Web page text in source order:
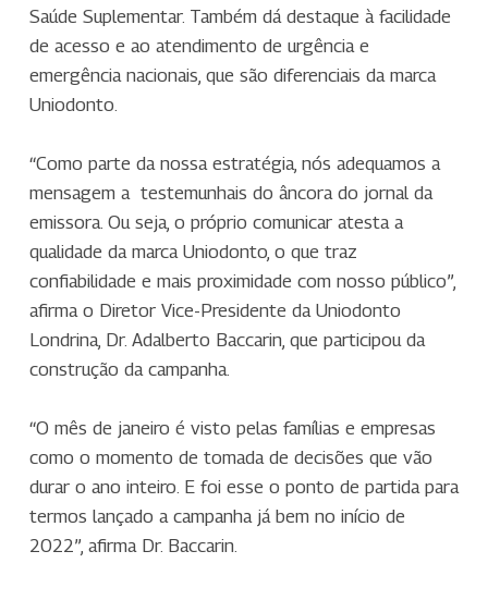
Saúde Suplementar. Também dá destaque à facilidade
de acesso e ao atendimento de urgência e
emergência nacionais, que são diferenciais da marca
Uniodonto.
“Como parte da nossa estratégia, nós adequamos a
mensagem a testemunhais do âncora do jornal da
emissora. Ou seja, o próprio comunicar atesta a
qualidade da marca Uniodonto, o que traz
confiabilidade e mais proximidade com nosso público”,
afirma o Diretor Vice-Presidente da Uniodonto
Londrina, Dr. Adalberto Baccarin, que participou da
construção da campanha.
“O mês de janeiro é visto pelas famílias e empresas
como o momento de tomada de decisões que vão
durar o ano inteiro. E foi esse o ponto de partida para
termos lançado a campanha já bem no início de
2022”, afirma Dr. Baccarin.